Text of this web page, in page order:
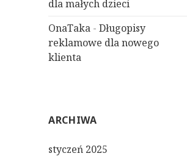
dla małych dzieci
OnaTaka -Długopisy
reklamowe dla nowego
klienta
ARCHIWA
styczeń 2025